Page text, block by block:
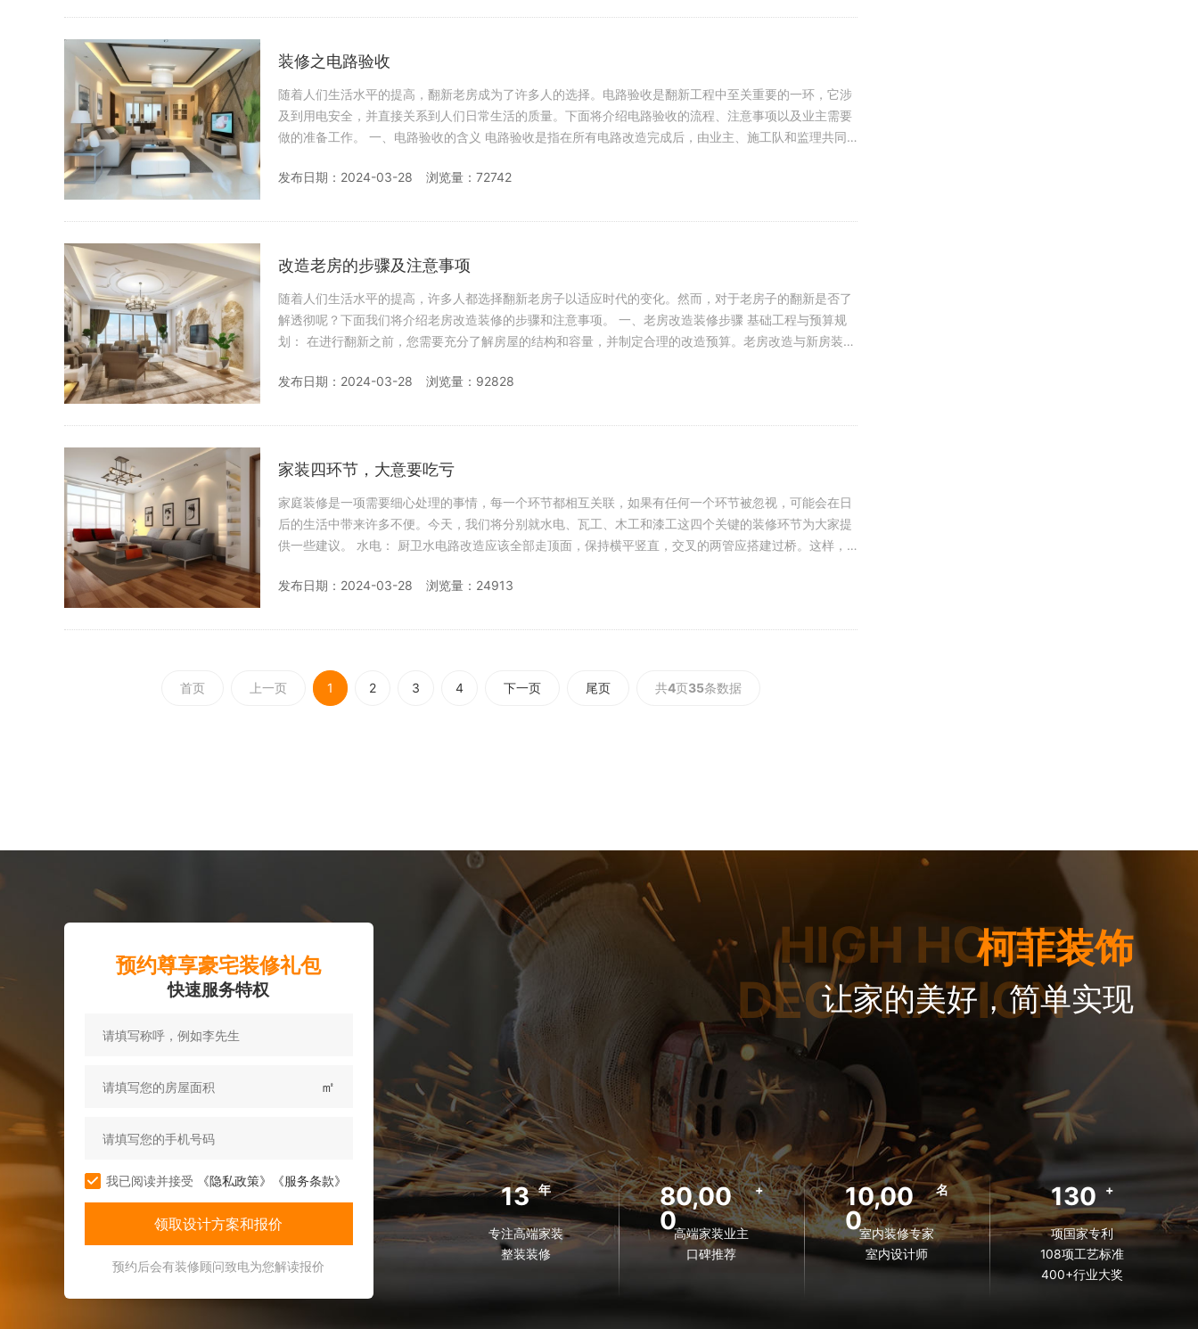
装修之电路验收
随着人们生活水平的提高，翻新老房成为了许多人的选择。电路验收是翻新工程中至关重要的一环，它涉
及到用电安全，并直接关系到人们日常生活的质量。下面将介绍电路验收的流程、注意事项以及业主需要
做的准备工作。 一、电路验收的含义 电路验收是指在所有电路改造完成后，由业主、施工队和监理共同
发布日期：2024-03-28
浏览量：72742
改造老房的步骤及注意事项
随着人们生活水平的提高，许多人都选择翻新老房子以适应时代的变化。然而，对于老房子的翻新是否了
解透彻呢？下面我们将介绍老房改造装修的步骤和注意事项。 一、老房改造装修步骤 基础工程与预算规
划： 在进行翻新之前，您需要充分了解房屋的结构和容量，并制定合理的改造预算。老房改造与新房装修
发布日期：2024-03-28
浏览量：92828
家装四环节，大意要吃亏
家庭装修是一项需要细心处理的事情，每一个环节都相互关联，如果有任何一个环节被忽视，可能会在日
后的生活中带来许多不便。今天，我们将分别就水电、瓦工、木工和漆工这四个关键的装修环节为大家提
供一些建议。 水电： 厨卫水电路改造应该全部走顶面，保持横平竖直，交叉的两管应搭建过桥。这样，
发布日期：2024-03-28
浏览量：24913
首页 上一页 1 2 3 4 下一页 尾页 共4页35条数据
预约尊享豪宅装修礼包
快速服务特权
㎡
我已阅读并接受 《隐私政策》 《服务条款》
预约后会有装修顾问致电为您解读报价
HIGH HOME
DECORATION
柯菲装饰
让家的美好，简单实现
13 年
专注高端家装
整装装修
80,00
0
+
高端家装业主
口碑推荐
10,00
0
名
室内装修专家
室内设计师
130 +
项国家专利
108项工艺标准
400+行业大奖